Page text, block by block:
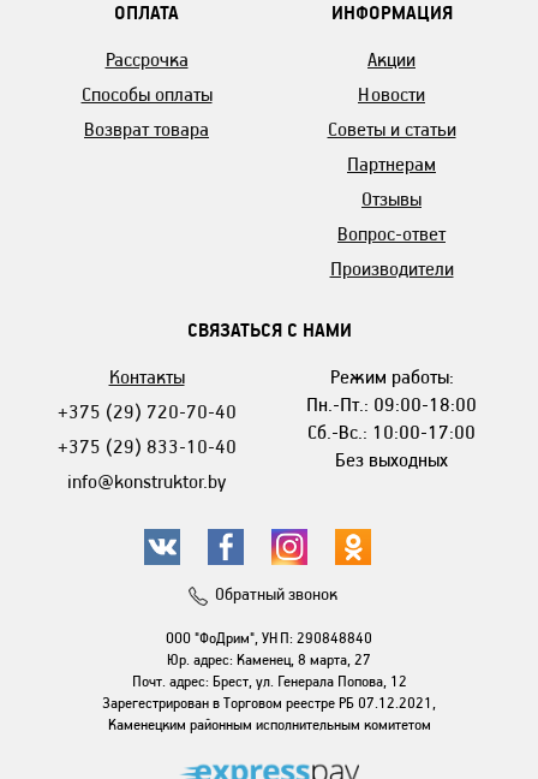
ОПЛАТА
Рассрочка
Способы оплаты
Возврат товара
ИНФОРМАЦИЯ
Акции
Новости
Советы и статьи
Партнерам
Отзывы
Вопрос-ответ
Производители
СВЯЗАТЬСЯ С НАМИ
Контакты
+375 (29) 720-70-40
+375 (29) 833-10-40
info@konstruktor.by
Режим работы:
Пн.-Пт.: 09:00-18:00
Сб.-Вс.: 10:00-17:00
Без выходных
Обратный звонок
ООО "ФоДрим", УНП: 290848840
Юр. адрес: Каменец, 8 марта, 27
Почт. адрес: Брест, ул. Генерала Попова, 12
Зарегестрирован в Торговом реестре РБ 07.12.2021,
Каменецким районным исполнительным комитетом